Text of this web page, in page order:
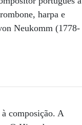
harpa e
Neukomm (1778-
composição. A